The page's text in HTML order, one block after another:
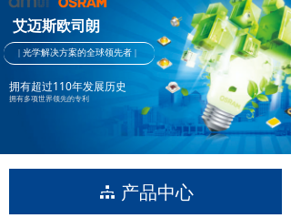
行业资讯
뀒 产品中心
| 光学解决方案的全球领先者|
艾迈斯欧司朗
拥有超过110年发展历史
拥有多项世界领先的专利